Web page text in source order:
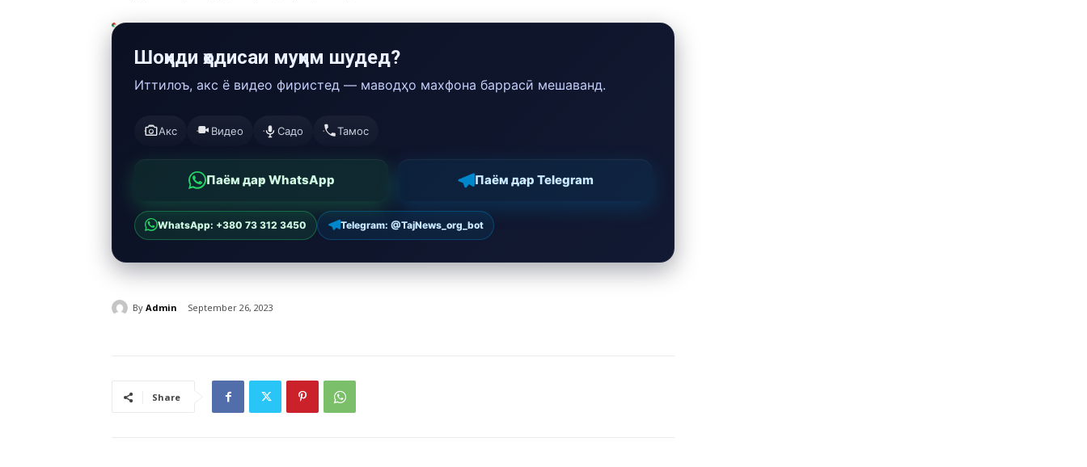
Шоҳиди ҳодисаи муҳим шудед?
Иттилоъ, акс ё видео фиристед — маводҳо махфона баррасӣ мешаванд.
Акс Видео Садо Тамос
Паём дар WhatsApp Паём дар Telegram
WhatsApp: +380 73 312 3450 Telegram: @TajNews_org_bot
By Admin September 26, 2023
Share